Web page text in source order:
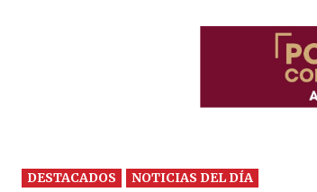
DESTACADOS NOTICIAS DEL DÍA